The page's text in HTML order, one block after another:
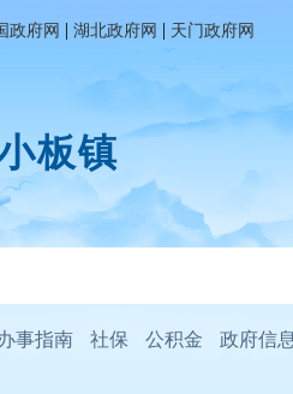
政府网 | 湖北政府网 | 天门政府网
板镇
事指南 社保 公积金 政府信